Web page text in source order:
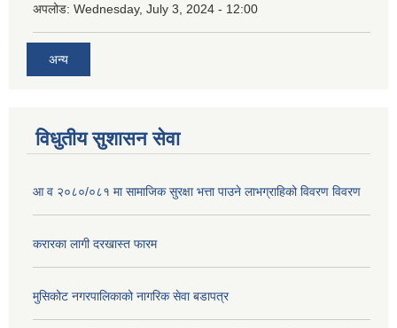
अपलोड: Wednesday, July 3, 2024 - 12:00
अन्य
विधुतीय सुशासन सेवा
आ व २०८०/०८१ मा सामाजिक सुरक्षा भत्ता पाउने लाभग्राहिको विवरण विवरण
करारका लागी दरखास्त फारम
मुसिकोट नगरपालिकाको नागरिक सेवा बडापत्र